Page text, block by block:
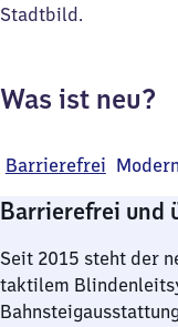
Stadtbild.
Was ist neu?
Barrierefrei
Barrierefrei und
Seit 2015 steht der
taktilem